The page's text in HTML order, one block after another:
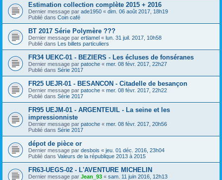
Estimation collection complète 2015 + 2016
Dernier message par ade1950 « dim. 06 août 2017, 18h19
Publié dans Coin café
BT 2017 Série Polymère ???
Dernier message par ertiamel « lun. 31 juil. 2017, 10h58
Publié dans Les billets particuliers
FR34 UEKC-01 - BEZIERS - Les écluses de fonséranes
Dernier message par patoche « mer. 08 févr. 2017, 22h27
Publié dans Série 2017
FR25 UEJR-01 - BESANCON - Citadelle de besançon
Dernier message par patoche « mer. 08 févr. 2017, 22h22
Publié dans Série 2017
FR95 UEJM-01 - ARGENTEUIL - La seine et les
impressionniste
Dernier message par patoche « mer. 08 févr. 2017, 20h56
Publié dans Série 2017
dépot de pièce or
Dernier message par desbois « jeu. 01 déc. 2016, 23h04
Publié dans Valeurs de la république 2013 à 2015
FR63-UEGS-02 - L'AVENTURE MICHELIN
Dernier message par Jean_93 « sam. 11 juin 2016, 12h13